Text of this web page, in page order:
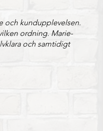
och kundupplevelsen.
ordning. Marie-
och samtidigt